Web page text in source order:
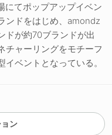
にてポップアップイベン
ンドをはじめ、amondz
ドが約70ブランドが出
チャーリングをモチーフ
ベントとなっている。
ン